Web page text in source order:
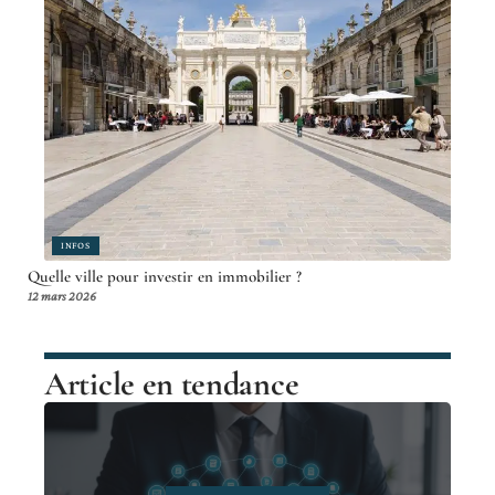
INFOS
Quelle ville pour investir en immobilier ?
12 mars 2026
Article en tendance